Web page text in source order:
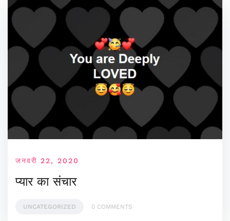
जनवरी 22, 2020
प्यार का संचार
UNCATEGORIZED 0 COMMENTS